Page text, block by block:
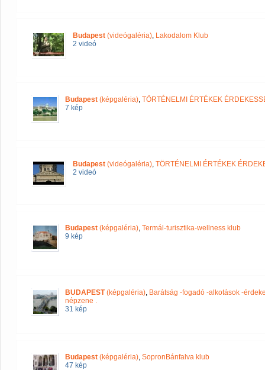
Budapest (videógaléria), Lakodalom Klub
2 videó
Budapest (képgaléria), TÖRTÉNELMI ÉRTÉKEK
7 kép
Budapest (videógaléria), TÖRTÉNELMI ÉRTÉKEK
2 videó
Budapest (képgaléria), Termál-turisztika-wellness klub
9 kép
BUDAPEST(képgaléria), Barátság -fogadó -alkotások -
népzene .
31 kép
Budapest (képgaléria), SopronBánfalva klub
47 kép